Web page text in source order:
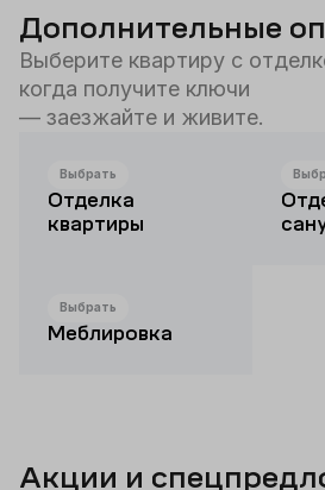
Дополнительные
Выберите квартиру с
когда получите ключи
— заезжайте и живите.
Выбрать
Отделка
квартиры
Выбрать
Меблировка
Акции и